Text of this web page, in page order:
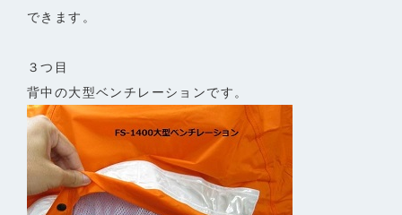
できます。
３つ目
背中の大型ベンチレーションです。